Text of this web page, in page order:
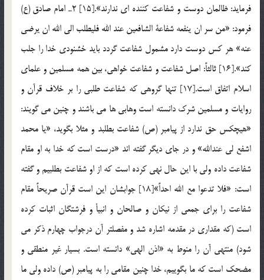
فرمايد: ظالمان دوست و شفاعت كننده اي ندارند».[15] 2ـ امام صادق (ع)
فرمود: «من سر ان ينفعه شفاعة الشافعين عند الله فليطلب الي الله ان يرضي
عنه» هر كس دوست دارد مشمول شفاعت گردد بايد خشنودي خدا را جلب
كند».[16] ثالثاً: اصل شفاعت و شفاعت خواهي، بين همه مسلمين و علماي
اسلام اتفاق است.[17] تنها گروهي كه شفاعت طلبي را بر خلاف قرآن و
روايات و مسلمين شرك دانسته است وهابي ها مي باشند و چنين مي گويند:
«هيچكس حق ندارد از پيامبر (ص) شفاعت بطلبد و مثلا بگويد، «يا محمد
اشفع لي عندالله» و در جاي ديگر گفته اند «درست است كه خدا به او مقام
شفاعت داده ولي با اين حال نهي كرده است كه از او شفاعت بطلبيم و گفته
است: «فلا تدعوا مع الله احداً»[18] جوابشان اين است قرآن صريحاً مقام
شفاعت را براي جمعي از نيكان و صالحان و انبيأ و فرشتگان اثبات كرده
است (كه مقداري در مقدمه اشاره شد و مفصلتر آن درجواب چهارم ذكر مي
شود) منتهي آن را منوط به «اذن الهي» دانسته است. بسيار غير منطقي و
مضحك است كه ما بگوييم، خدا چنين مقامي را به پيامبر (ص) داده ولي ما